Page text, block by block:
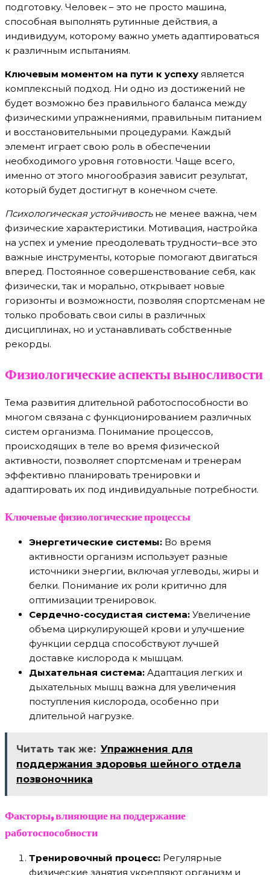
подготовку. Человек – это не просто машина,
способная выполнять рутинные действия, а
индивидуум, которому важно уметь адаптироваться
к различным испытаниям.
Ключевым моментом на пути к успеху является
комплексный подход. Ни одно из достижений не
будет возможно без правильного баланса между
физическими упражнениями, правильным питанием
и восстановительными процедурами. Каждый
элемент играет свою роль в обеспечении
необходимого уровня готовности. Чаще всего,
именно от этого многообразия зависит результат,
который будет достигнут в конечном счете.
Психологическая устойчивостьне менее важна, чем
физические характеристики. Мотивация, настройка
на успех и умение преодолевать трудности–все это
важные инструменты, которые помогают двигаться
вперед. Постоянное совершенствование себя, как
физически, так и морально, открывает новые
горизонты и возможности, позволяя спортсменам не
только пробовать свои силы в различных
дисциплинах, но и устанавливать собственные
рекорды.
Физиологические аспекты выносливости
Тема развития длительной работоспособности во
многом связана с функционированием различных
систем организма. Понимание процессов,
происходящих в теле во время физической
активности, позволяет спортсменам и тренерам
эффективно планировать тренировки и
адаптировать их под индивидуальные потребности.
Ключевые физиологические процессы
Энергетические системы: Во время
активности организм использует разные
источники энергии, включая углеводы, жиры и
белки. Понимание их роли критично для
оптимизации тренировок.
Сердечно-сосудистая система: Увеличение
объема циркулирующей крови и улучшение
функции сердца способствуют лучшей
доставке кислорода к мышцам.
Дыхательная система: Адаптация легких и
дыхательных мышц важна для увеличения
поступления кислорода, особенно при
длительной нагрузке.
Читать так же: Упражнения для
поддержания здоровья шейного отдела
позвоночника
Факторы, влияющие на поддержание
работоспособности
Тренировочный процесс: Регулярные
физические занятия укрепляют организм и